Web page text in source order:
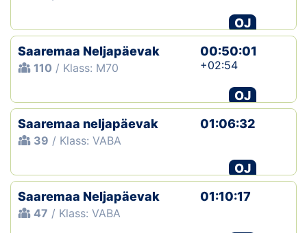
OJ
Saaremaa Neljapäevak
110 / Klass: M70
00:50:01
+02:54
OJ
Saaremaa neljapäevak
39 / Klass: VABA
01:06:32
OJ
Saaremaa Neljapäevak
47 / Klass: VABA
01:10:17